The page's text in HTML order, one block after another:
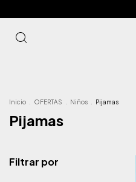
Inicio OFERTAS Niños Pijamas
Pijamas
Filtrar por